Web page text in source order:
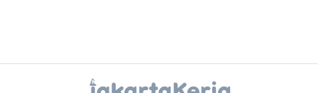
Administrasi
Bebas
X - Twitter Telegram